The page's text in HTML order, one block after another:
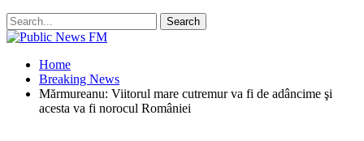
Home
Breaking News
Mărmureanu: Viitorul mare cutremur va fi de adâncime şi
acesta va fi norocul României